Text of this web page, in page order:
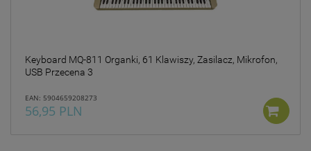
Keyboard MQ-811 Organki, 61 Klawiszy, Zasilacz, Mikrofon,
USB Przecena 3
EAN: 5904659208273
56,95 PLN
przetwarzaniem wszelkich
bezpieczeństwa oraz
legalności przetwarzania na
obowiązującego w Polsce